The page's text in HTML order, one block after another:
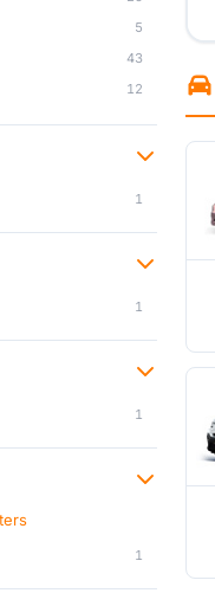
5
43
12
2
1
1
1
1